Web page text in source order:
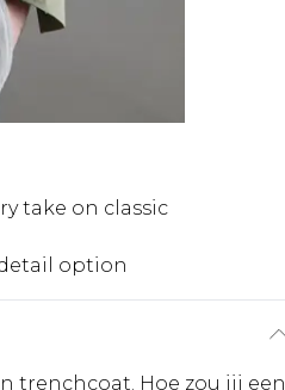
take on classic
option
trenchcoat. Hoe zou jij een